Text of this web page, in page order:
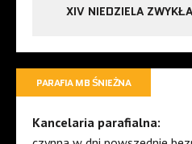
XIV NIEDZIELA
PARAFIA MB ŚNIEŻNA
Kancelaria parafialna: